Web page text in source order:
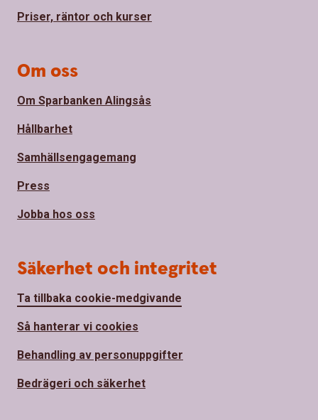
Priser, räntor och kurser
Om oss
Om Sparbanken Alingsås
Hållbarhet
Samhällsengagemang
Press
Jobba hos oss
Säkerhet och integritet
Ta tillbaka cookie-medgivande
Så hanterar vi cookies
Behandling av personuppgifter
Bedrägeri och säkerhet